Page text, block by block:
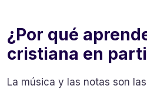
¿Por qué
cristiana en
La música y las notas son